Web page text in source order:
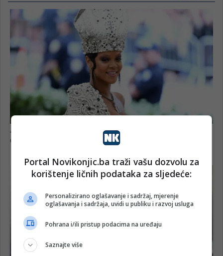
Portal Novikonjic.ba traži vašu dozvolu za
korištenje ličnih podataka za sljedeće:
Personalizirano oglašavanje i sadržaj, mjerenje
oglašavanja i sadržaja, uvidi u publiku i razvoj usluga
Pohrana i/ili pristup podacima na uređaju
Saznajte više